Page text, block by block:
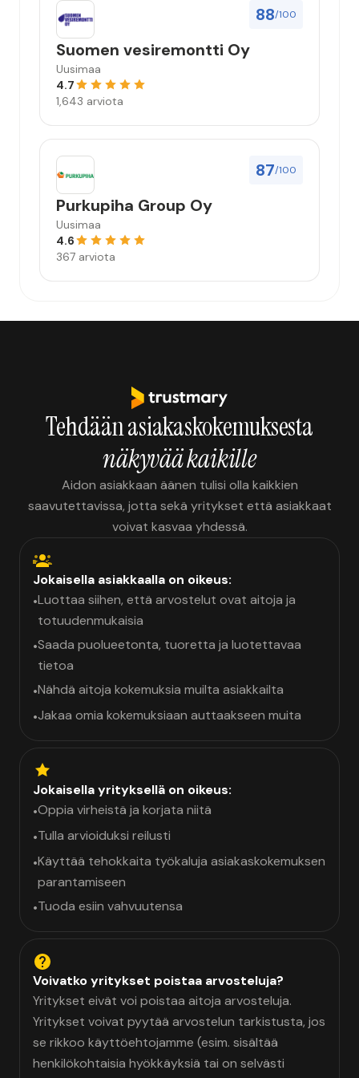
88/100
Suomen vesiremontti Oy
Uusimaa
4.7
1,643 arviota
87/100
Purkupiha Group Oy
Uusimaa
4.6
367 arviota
Tehdään asiakaskokemuksesta
näkyvää kaikille
Aidon asiakkaan äänen tulisi olla kaikkien
saavutettavissa, jotta sekä yritykset että asiakkaat
voivat kasvaa yhdessä.
Jokaisella asiakkaalla on oikeus:
•Luottaa siihen, että arvostelut ovat aitoja ja
totuudenmukaisia
•Saada puolueetonta, tuoretta ja luotettavaa
tietoa
•Nähdä aitoja kokemuksia muilta asiakkailta
•Jakaa omia kokemuksiaan auttaakseen muita
Jokaisella yrityksellä on oikeus:
•Oppia virheistä ja korjata niitä
•Tulla arvioiduksi reilusti
•Käyttää tehokkaita työkaluja asiakaskokemuksen
parantamiseen
•Tuoda esiin vahvuutensa
Voivatko yritykset poistaa arvosteluja?
Yritykset eivät voi poistaa aitoja arvosteluja.
Yritykset voivat pyytää arvostelun tarkistusta, jos
se rikkoo käyttöehtojamme (esim. sisältää
henkilökohtaisia hyökkäyksiä tai on selvästi